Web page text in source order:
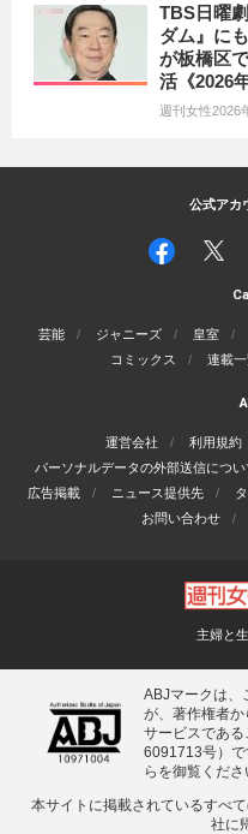
TBS日曜
ダム』に
が板橋区
活《2026
週刊女性2026
公式アカ
芸能 ジャニーズ 皇室
コミックス
連載
運営会社 利用規約
パーソナルデータの外部送信につい
広告掲載
ニュース提供先
お問い合わせ
主婦と
ABJマークは、
が、著作権者
サービスであ
6091713号）で
らを御覧くださ
本サイトに掲載されているすべ
社に